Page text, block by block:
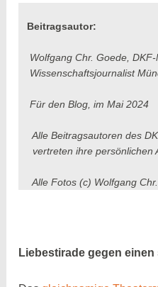
Beitragsautor:
Wolfgang Chr. Goede,
Wissenschaftsjournalist
Für den Blog, im Mai 2024
Alle Beitragsautoren des
vertreten ihre persönlichen
Alle Fotos (c) Wolfgang
Liebestirade gegen